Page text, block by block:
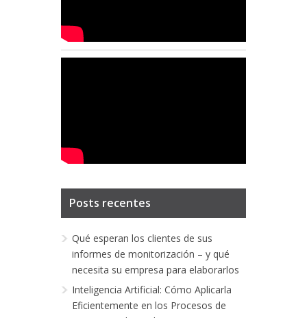
Posts recentes
Qué esperan los clientes de sus
informes de monitorización – y qué
necesita su empresa para elaborarlos
Inteligencia Artificial: Cómo Aplicarla
Eficientemente en los Procesos de